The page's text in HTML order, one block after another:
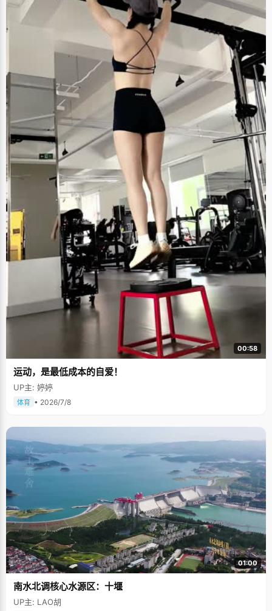
00:58
运动，是最低成本的自爱！
UP主: 婷婷
体育 • 2026/7/8
01:00
南水北调核心水源区：十堰
UP主: LAO胡